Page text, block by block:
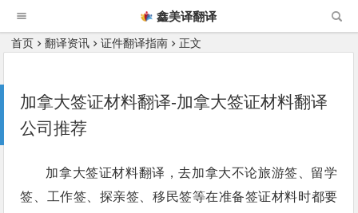
鑫美译翻译
首页 翻译资讯 证件翻译指南 正文
加拿大签证材料翻译-加拿大签证材料翻译
公司推荐
加拿大签证材料翻译，去加拿大不论旅游签、留学
签、工作签、探亲签、移民签等在准备签证材料时都要